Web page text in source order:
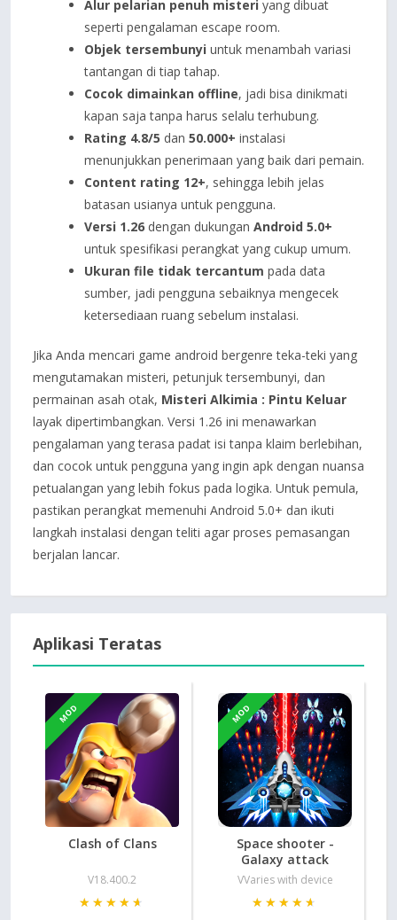
Alur pelarian penuh misteri yang dibuat
seperti pengalaman escape room.
Objek tersembunyi untuk menambah variasi
tantangan di tiap tahap.
Cocok dimainkan offline, jadi bisa dinikmati
kapan saja tanpa harus selalu terhubung.
Rating 4.8/5 dan 50.000+ instalasi
menunjukkan penerimaan yang baik dari pemain.
Content rating 12+, sehingga lebih jelas
batasan usianya untuk pengguna.
Versi 1.26 dengan dukungan Android 5.0+
untuk spesifikasi perangkat yang cukup umum.
Ukuran file tidak tercantum pada data
sumber, jadi pengguna sebaiknya mengecek
ketersediaan ruang sebelum instalasi.
Jika Anda mencari game android bergenre teka-teki yang
mengutamakan misteri, petunjuk tersembunyi, dan
permainan asah otak, Misteri Alkimia : Pintu Keluar
layak dipertimbangkan. Versi 1.26 ini menawarkan
pengalaman yang terasa padat isi tanpa klaim berlebihan,
dan cocok untuk pengguna yang ingin apk dengan nuansa
petualangan yang lebih fokus pada logika. Untuk pemula,
pastikan perangkat memenuhi Android 5.0+ dan ikuti
langkah instalasi dengan teliti agar proses pemasangan
berjalan lancar.
Aplikasi Teratas
MOD
Clash of Clans
V18.400.2
★★★★★
★★★★★
MOD
Space shooter -
Galaxy attack
VVaries with device
★★★★★
★★★★★